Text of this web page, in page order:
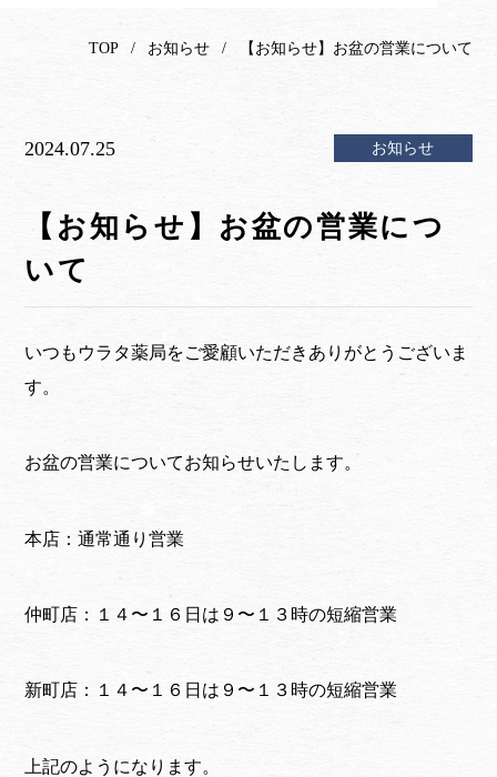
TOP お知らせ 【お知らせ】お盆の営業について
2024.07.25 お知らせ
【お知らせ】お盆の営業につ
いて
いつもウラタ薬局をご愛顧いただきありがとうございま
す。
お盆の営業についてお知らせいたします。
本店：通常通り営業
仲町店：１４〜１６日は９〜１３時の短縮営業
新町店：１４〜１６日は９〜１３時の短縮営業
上記のようになります。